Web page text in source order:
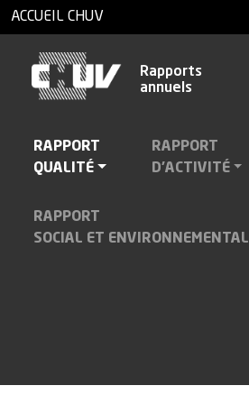
ACCUEIL CHUV
Rapports
annuels
RAPPORT
QUALITÉ
RAPPORT
D'ACTIVITÉ
RAPPORT
SOCIAL ET ENVIRONNEMENTAL